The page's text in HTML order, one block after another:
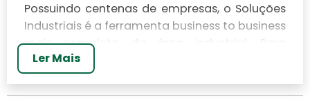
Possuindo centenas de empresas, o Soluções
Industriais é a ferramenta business to business
mais completo da área industrial. Para
realizar um orçamento de Embalagem para
Cortinas, clique em um ou mais dos
anuciantes a seguir:
Ler Mais